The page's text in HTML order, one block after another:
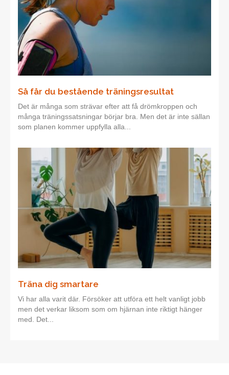
Så får du bestående träningsresultat
Det är många som strävar efter att få drömkroppen och
många träningssatsningar börjar bra. Men det är inte sällan
som planen kommer uppfylla alla...
Träna dig smartare
Vi har alla varit där. Försöker att utföra ett helt vanligt jobb
men det verkar liksom som om hjärnan inte riktigt hänger
med. Det...